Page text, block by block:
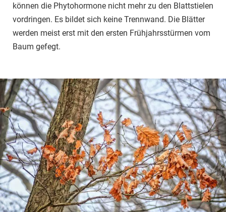
können die Phytohormone nicht mehr zu den Blattstielen
vordringen. Es bildet sich keine Trennwand. Die Blätter
werden meist erst mit den ersten Frühjahrsstürmen vom
Baum gefegt.